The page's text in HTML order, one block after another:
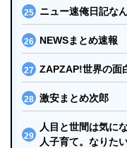
ニュー速俺日記な
NEWSまとめ速報
ZAPZAP!世界の面
激安まとめ次郎
人目と世間は気に
人子育て。なりた